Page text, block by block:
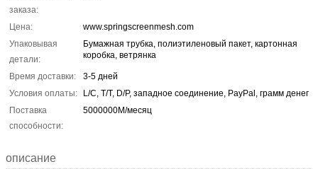
заказа:
Цена:
www.springscreenmesh.com
Упаковывая
детали:
Бумажная трубка, полиэтиленовый пакет, картонная
коробка, ветрянка
Время доставки:
3-5 дней
Условия оплаты:
L/C, T/T, D/P, западное соединение, PayPal, грамм денег
Поставка
способности:
5000000М/месяц
описание